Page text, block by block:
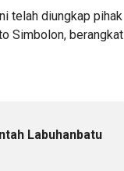
telah diungkap pihak
Simbolon, berangkat
Labuhanbatu